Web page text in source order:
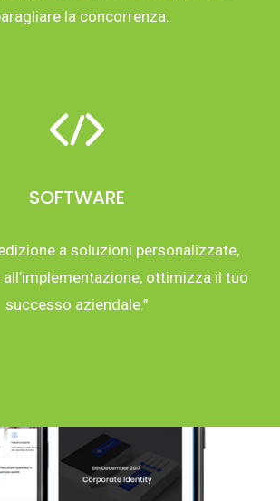
la concorrenza.
SOFTWARE
a soluzioni personalizzate,
all’implementazione, ottimizza il tuo
successo aziendale.”